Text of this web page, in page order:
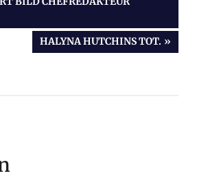
NÄCHSTER
BEITRAG:
HALYNA HUTCHINS TOT.